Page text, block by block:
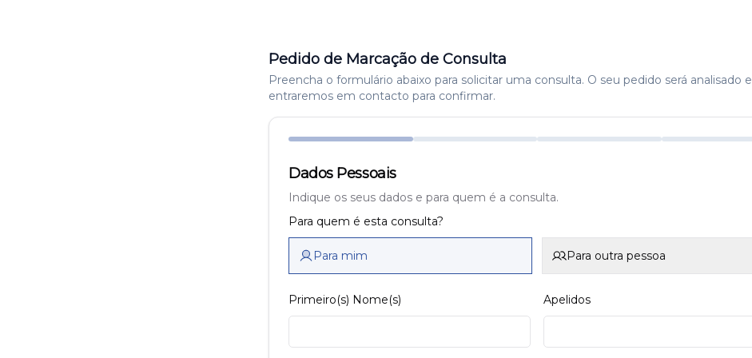
Pedido de Marcação de Consulta
Preencha o formulário abaixo para solicitar uma consulta. O seu pedido será analisado e
entraremos em contacto para confirmar.
Dados Pessoais
Indique os seus dados e para quem é a consulta.
Para quem é esta consulta?
Para mim Para outra pessoa
Primeiro(s) Nome(s) Apelidos